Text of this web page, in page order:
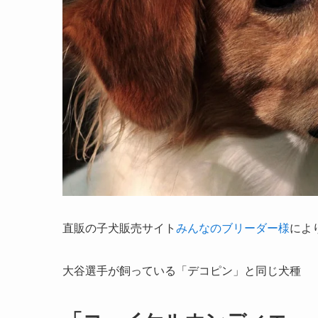
直販の子犬販売サイト みんなのブリーダー様によ
大谷選手が飼っている「デコピン」と同じ犬種